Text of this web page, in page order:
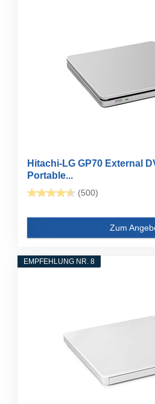
Hitachi-LG GP70 External
Portable...
(500)
Zum
EMPFEHLUNG NR. 8